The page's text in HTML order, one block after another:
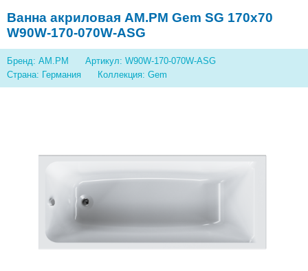
Ванна акриловая AM.PM Gem SG 170x70
W90W-170-070W-ASG
Бренд: AM.PM
Артикул: W90W-170-070W-ASG
Страна: Германия
Коллекция: Gem